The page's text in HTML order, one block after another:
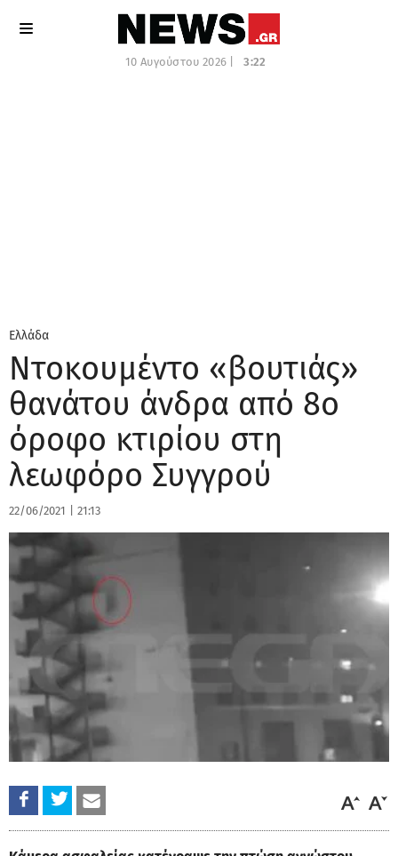
10 Αυγούστου 2026 | 3:22
Ελλάδα
Ντοκουμέντο «βουτιάς»
θανάτου άνδρα από 8ο
όροφο κτιρίου στη
λεωφόρο Συγγρού
22/06/2021 21:13